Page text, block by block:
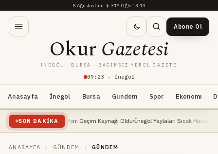
8 Ağustos Cmt·☀️ 31°·Öğle 13:13
09 : 23 · İnegöl
OkurGazetesi
İNEGÖL · BURSA · BAĞIMSIZ YEREL GAZETE
Abone Ol
Anasayfa İnegöl Bursa Gündem Spor Ekonomi
SON DAKIKA
Yükselişte: Yeni Geçim Kaynağı Oldu İnegöl Yaylaları Sıcak Havalarda Doğa
ANASAYFA / GÜNDEM / GÜNDEM